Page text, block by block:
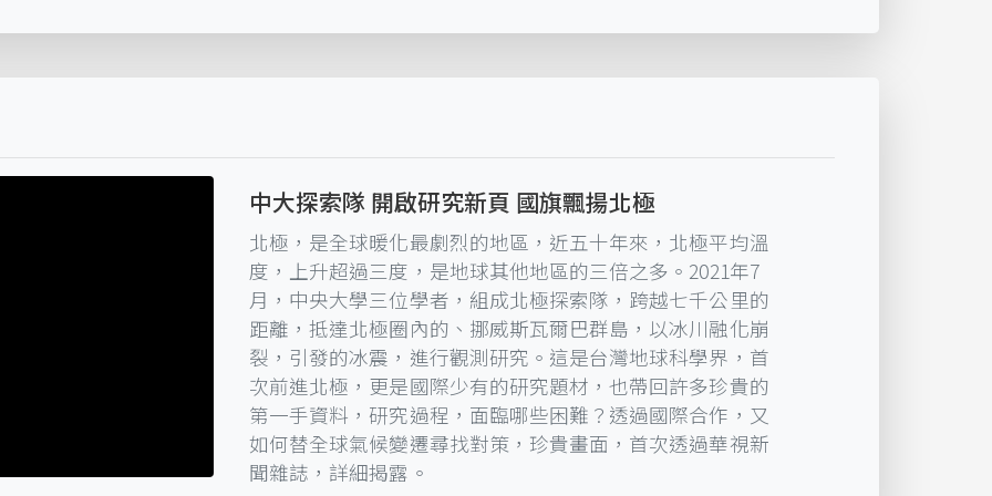
中大探索隊 開啟研究新頁 國旗飄揚北極
北極，是全球暖化最劇烈的地區，近五十年來，北極平均溫
度，上升超過三度，是地球其他地區的三倍之多。2021年7
月，中央大學三位學者，組成北極探索隊，跨越七千公里的
距離，抵達北極圈內的、挪威斯瓦爾巴群島，以冰川融化崩
裂，引發的冰震，進行觀測研究。這是台灣地球科學界，首
次前進北極，更是國際少有的研究題材，也帶回許多珍貴的
第一手資料，研究過程，面臨哪些困難？透過國際合作，又
如何替全球氣候變遷尋找對策，珍貴畫面，首次透過華視新
聞雜誌，詳細揭露。